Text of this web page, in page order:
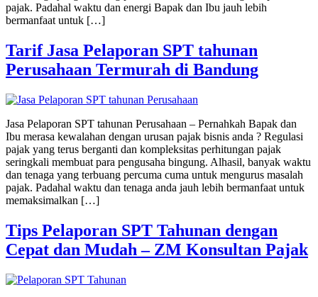
pajak. Padahal waktu dan energi Bapak dan Ibu jauh lebih
bermanfaat untuk […]
Tarif Jasa Pelaporan SPT tahunan
Perusahaan Termurah di Bandung
Jasa Pelaporan SPT tahunan Perusahaan – Pernahkah Bapak dan
Ibu merasa kewalahan dengan urusan pajak bisnis anda ? Regulasi
pajak yang terus berganti dan kompleksitas perhitungan pajak
seringkali membuat para pengusaha bingung. Alhasil, banyak waktu
dan tenaga yang terbuang percuma cuma untuk mengurus masalah
pajak. Padahal waktu dan tenaga anda jauh lebih bermanfaat untuk
memaksimalkan […]
Tips Pelaporan SPT Tahunan dengan
Cepat dan Mudah – ZM Konsultan Pajak